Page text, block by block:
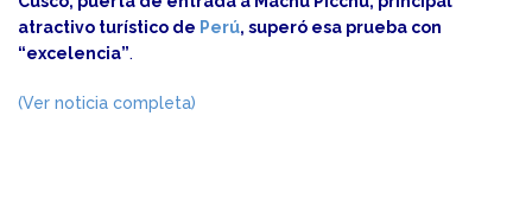
atractivo turístico de Perú, superó esa prueba con
“excelencia”.
(Ver noticia completa)